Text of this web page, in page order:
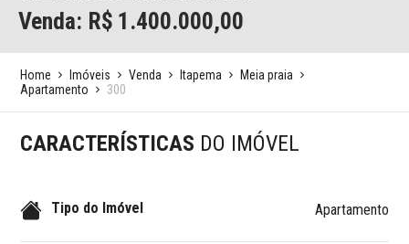
Venda: R$ 1.400.000,00
Home Imóveis Venda Itapema
Meia praia
Apartamento
300
CARACTERÍSTICAS DO IMÓVEL
Tipo do Imóvel Apartamento